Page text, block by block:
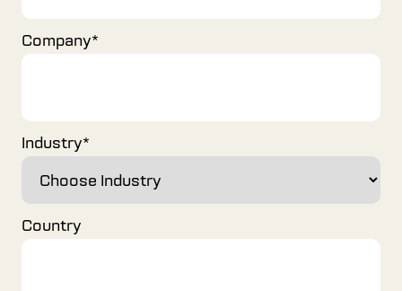
Company*
Industry*
Country